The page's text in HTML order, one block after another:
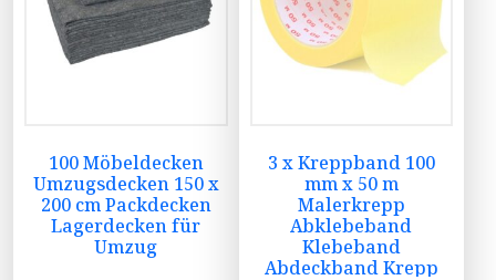
100 Möbeldecken
Umzugsdecken 150 x
200 cm Packdecken
Lagerdecken für
Umzug
3 x Kreppband 100
mm x 50 m
Malerkrepp
Abklebeband
Klebeband
Abdeckband Krepp